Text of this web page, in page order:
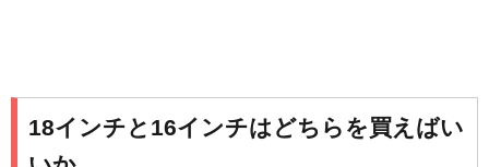
18インチと16インチはどちらを買えばい